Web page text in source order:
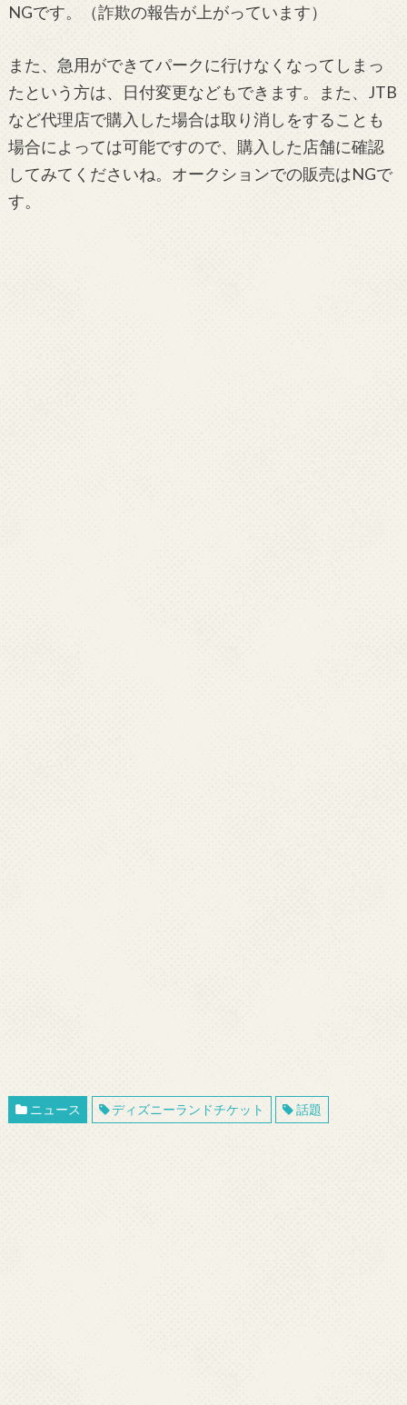
NGです。（詐欺の報告が上がっています）
また、急用ができてパークに行けなくなってしまっ
たという方は、日付変更などもできます。また、JTB
など代理店で購入した場合は取り消しをすることも
場合によっては可能ですので、購入した店舗に確認
してみてくださいね。オークションでの販売はNGで
す。
ニュース ディズニーランドチケット 話題